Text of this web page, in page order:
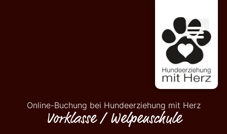
Online-Buchung bei Hundeerziehung mit Herz
Vorklasse / Welpenschule